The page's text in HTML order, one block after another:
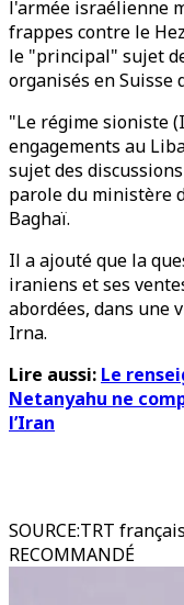
l'armée israélienne
frappes contre le
le "principal" sujet
organisés en Suisse
"Le régime sioniste
engagements au
sujet des
parole du ministère
Baghaï.
Il a ajouté que la
iraniens et ses
abordées, dans une
Irna.
Lire aussi: Le
Netanyahu ne
l’Iran
SOURCE:TRT
RECOMMANDÉ